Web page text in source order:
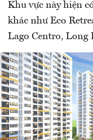
Khu vực này hiện
khác như Eco
Lago Centro, Long